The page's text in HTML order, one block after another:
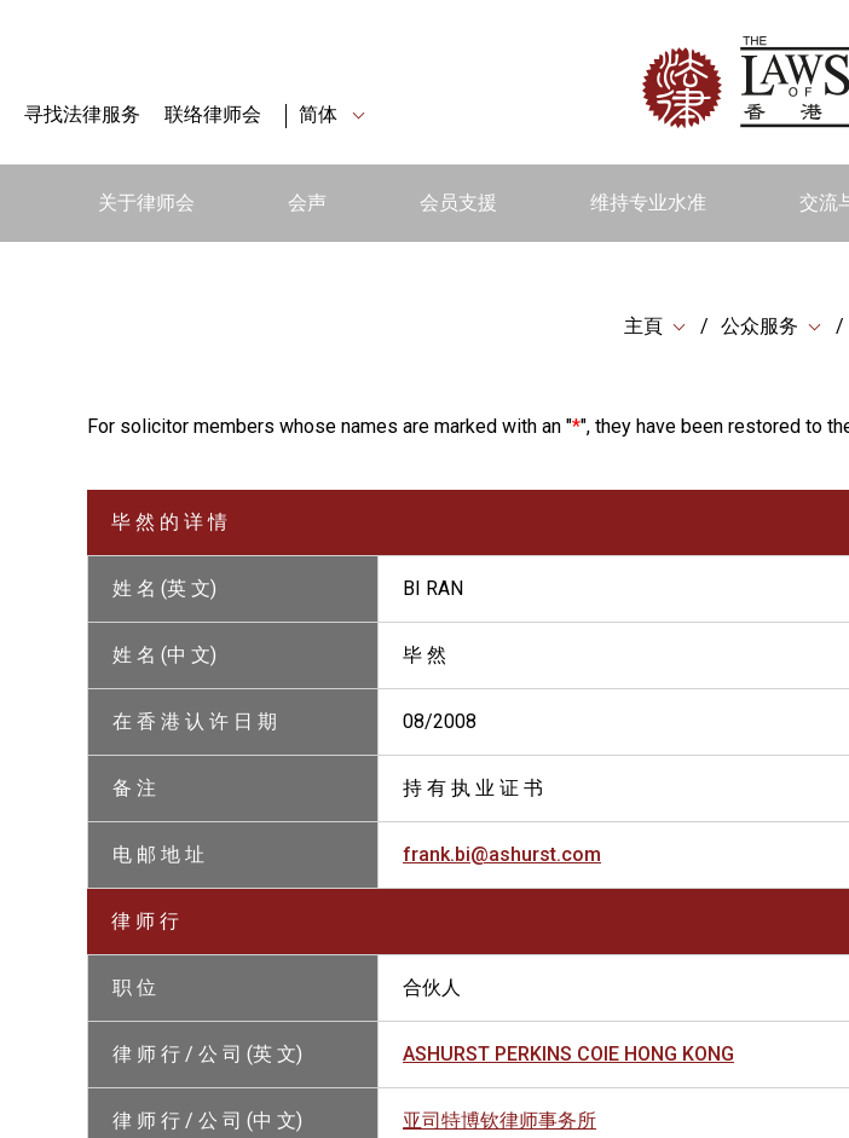
寻找法律服务 联络律师会 简体
关于律师会 会声 会员支援 维持专业水准 交流
主頁 公众服务
For solicitor members whose names are marked with an "*", they have been restored to
毕 然 的 详 情
姓 名 (英 文) BI RAN
姓 名 (中 文) 毕 然
在 香 港 认 许 日 期 08/2008
备 注 持 有 执 业 证 书
电 邮 地 址 frank.bi@ashurst.com
律 师 行
职 位 合伙人
律 师 行 / 公 司 (英 文) ASHURST PERKINS COIE HONG KONG
律 师 行 / 公 司 (中 文) 亚司特博钦律师事务所